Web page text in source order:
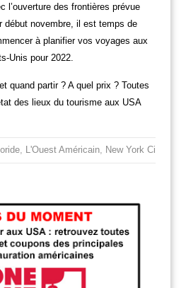
l’ouverture des frontières prévue
début novembre, il est temps de
à planifier vos voyages aux
Unis pour 2022.
quand partir ? A quel prix ? Toutes
des lieux du tourisme aux USA
, L'Ouest Américain, New York City